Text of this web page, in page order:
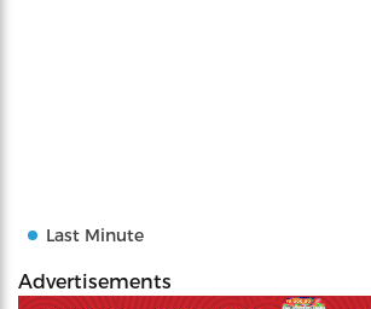
Last Minute
Advertisements